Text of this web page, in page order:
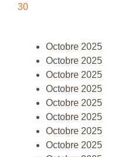
30
Octobre 2025
Octobre 2025
Octobre 2025
Octobre 2025
Octobre 2025
Octobre 2025
Octobre 2025
Octobre 2025